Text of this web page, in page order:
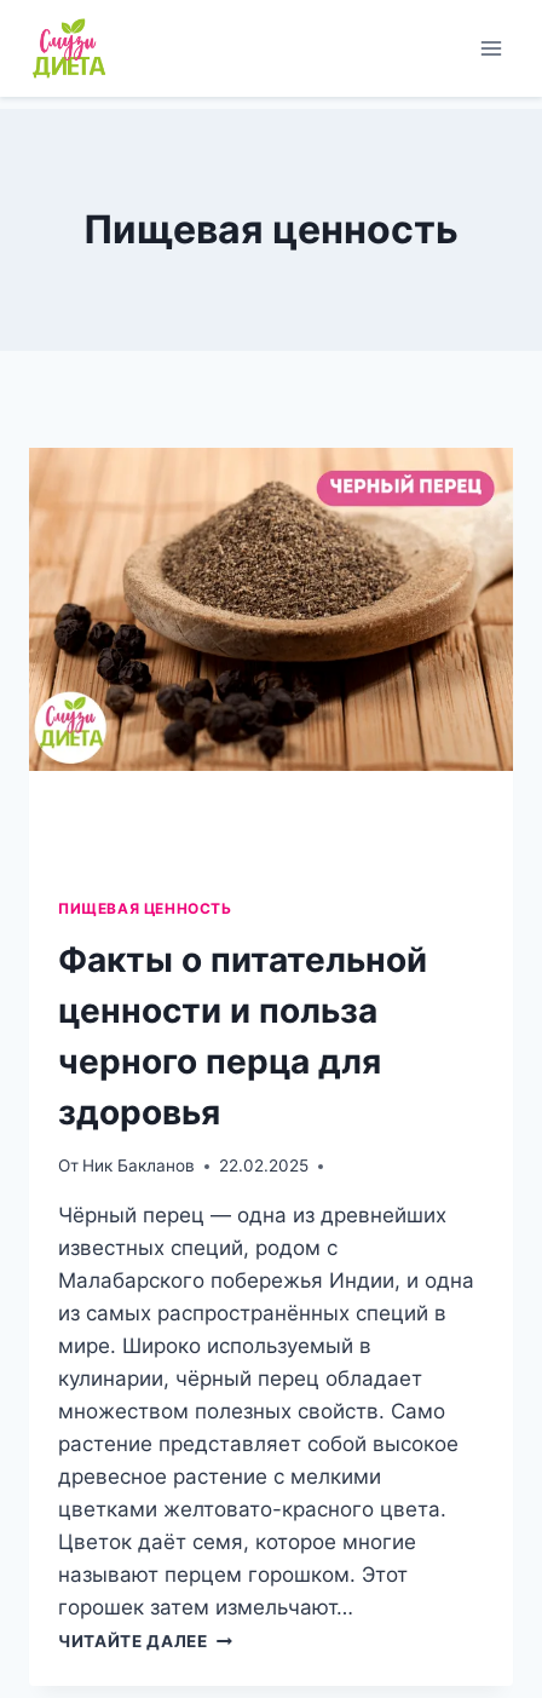
Перейти
содержимому
Пищевая ценность
ПИЩЕВАЯ ЦЕННОСТЬ
Факты о питательной
ценности и польза
черного перца для
здоровья
От Ник Бакланов 22.02.2025
Чёрный перец — одна из древнейших
известных специй, родом с
Малабарского побережья Индии, и одна
из самых распространённых специй в
мире. Широко используемый в
кулинарии, чёрный перец обладает
множеством полезных свойств. Само
растение представляет собой высокое
древесное растение с мелкими
цветками желтовато-красного цвета.
Цветок даёт семя, которое многие
называют перцем горошком. Этот
горошек затем измельчают…
ЧИТАЙТЕ ДАЛЕЕФАКТЫ